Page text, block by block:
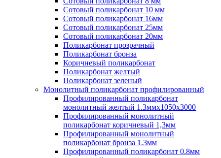
Сотовый поликарбонат 10 мм
Сотовый поликарбонат 16мм
Сотовый поликарбонат 25мм
Сотовый поликарбонат 20мм
Поликарбонат прозрачный
Поликарбонат бронза
Коричневый поликарбонат
Поликарбонат желтый
Поликарбонат зеленый
Монолитный поликарбонат профилированный
Профилированный поликарбонат
монолитный желтый 1.3ммх1050х3000
Профилированный монолитный
поликарбонат коричневый 1,3мм
Профилированный монолитный
поликарбонат бронза 1.3мм
Профилированный поликарбонат 0.8мм